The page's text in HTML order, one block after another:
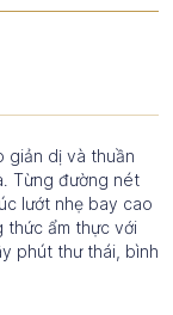
giản dị và thuần
Từng đường nét
lướt nhẹ bay cao
thức ẩm thực với
phút thư thái, bình